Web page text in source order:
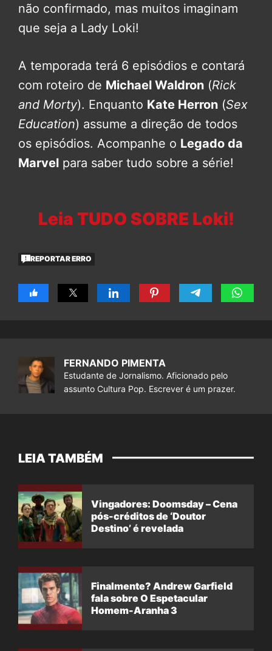
não confirmado, mas muitos imaginam
que seja a Lady Loki!
A temporada terá 6 episódios e contará
com roteiro de Michael Waldron (Rick
and Morty). Enquanto Kate Herron (Sex
Education) assume a direção de todos
os episódios. Acompanhe o Legado da
Marvel para saber tudo sobre a série!
Leia TUDO SOBRE Loki!
REPORTAR ERRO
FERNANDO PIMENTA
Estudante de Jornalismo. Aficionado pelo
assunto Cultura Pop. Escrever é um prazer.
LEIA TAMBÉM
Vingadores: Doomsday – Cena
pós-créditos de ‘Doutor
Destino’ é revelada
Finalmente? Andrew Garfield
fala sobre O Espetacular
Homem-Aranha 3